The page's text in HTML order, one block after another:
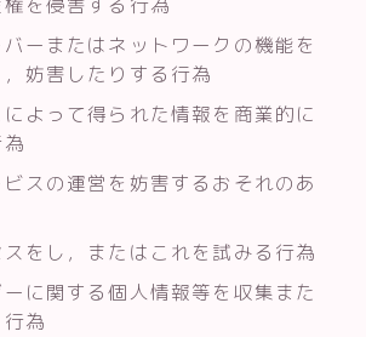
ーまたはネットワークの機能を
妨害したりする行為
よって得られた情報を商業的に
スの運営を妨害するおそれのあ
をし，またはこれを試みる行為
に関する個人情報等を収集また
為